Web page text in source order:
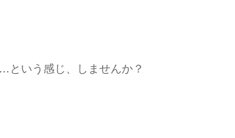
という感じ、しませんか？